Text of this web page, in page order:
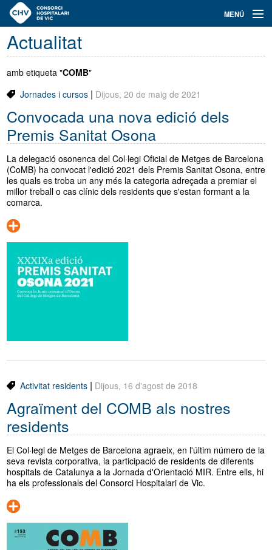
Navegació
principal
MENÚ
Actualitat
Coneix el Consorci
Especialitats
Oferta de places
Contacte
Cercador
Traductor
Actualitat
amb etiqueta "COMB"
Jornades i cursos| Dijous, 20 de maig de 2021
Convocada una nova edició dels
Premis Sanitat Osona
La delegació osonenca del Col·legi Oficial de Metges de Barcelona
(CoMB) ha convocat l'edició 2021 dels Premis Sanitat Osona, entre
les quals es troba un any més la categoria adreçada a premiar el
millor treball o cas clínic dels residents que s'estan formant a la
comarca.
Activitat residents| Dijous, 16 d'agost de 2018
Agraïment del COMB als nostres
residents
El Col·legi de Metges de Barcelona agraeix, en l'últim número de la
seva revista corporativa, la participació de residents de diferents
hospitals de Catalunya a la Jornada d'Orientació MIR. Entre ells, hi
ha els professionals del Consorci Hospitalari de Vic.